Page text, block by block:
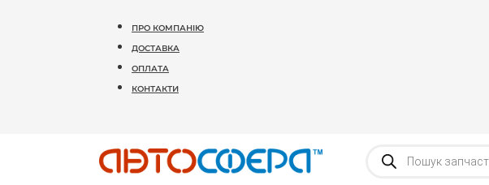
ПРО КОМПАНІЮ
ДОСТАВКА
ОПЛАТА
КОНТАКТИ
Products search